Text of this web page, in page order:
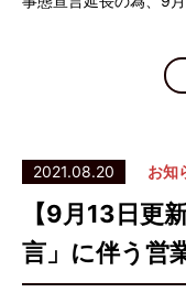
2021.08.20 お知
【9月13日更
言」に伴う営